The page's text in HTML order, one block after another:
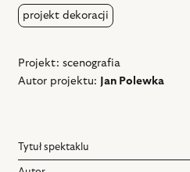
projekt dekoracji
Projekt: scenografia
Autor projektu:
Jan Polewka
Tytuł spektaklu